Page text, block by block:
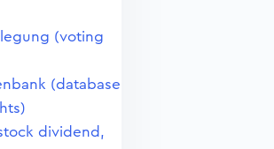
(voting
(database
dividend,